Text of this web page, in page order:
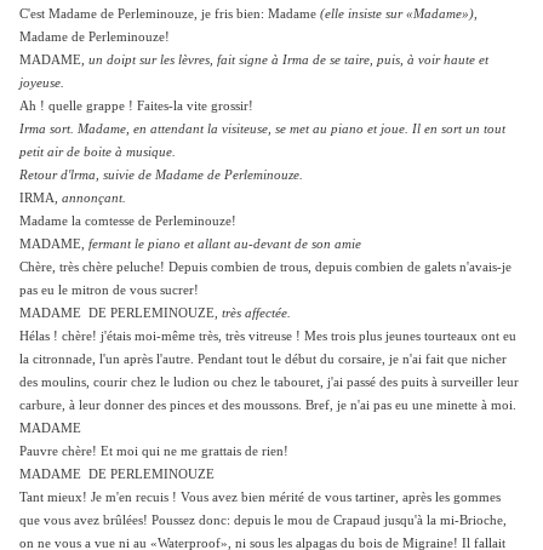
C'est Madame de Perleminouze, je fris bien: Madame (elle insiste sur «Madame»),
Madame de Perleminouze!
MADAME, un doipt sur les lèvres, fait signe à Irma de se taire, puis, à voir haute et
joyeuse.
Ah ! quelle grappe ! Faites-la vite grossir!
Irma sort. Madame, en attendant la visiteuse, se met au piano et joue. Il en sort un tout
petit air de boite à musique.
Retour d'lrma, suivie de Madame de Perleminouze.
IRMA , annonçant.
Madame la comtesse de Perleminouze!
MADAME, fermant le piano et allant au-devant de son amie
Chère, très chère peluche! Depuis combien de trous, depuis combien de galets n'avais-je
pas eu le mitron de vous sucrer!
MADAME DE PERLEMINOUZE, très affectée.
Hélas ! chère! j'étais moi-même très, très vitreuse ! Mes trois plus jeunes tourteaux ont eu
la citronnade, l'un après l'autre. Pendant tout le début du corsaire, je n'ai fait que nicher
des moulins, courir chez le ludion ou chez le tabouret, j'ai passé des puits à surveiller leur
carbure, à leur donner des pinces et des moussons. Bref, je n'ai pas eu une minette à moi.
MADAME
Pauvre chère! Et moi qui ne me grattais de rien!
MADAME DE PERLEMINOUZE
Tant mieux! Je m'en recuis ! Vous avez bien mérité de vous tartiner, après les gommes
que vous avez brûlées! Poussez donc: depuis le mou de Crapaud jusqu'à la mi-Brioche,
on ne vous a vue ni au «Waterproof», ni sous les alpagas du bois de Migraine! Il fallait